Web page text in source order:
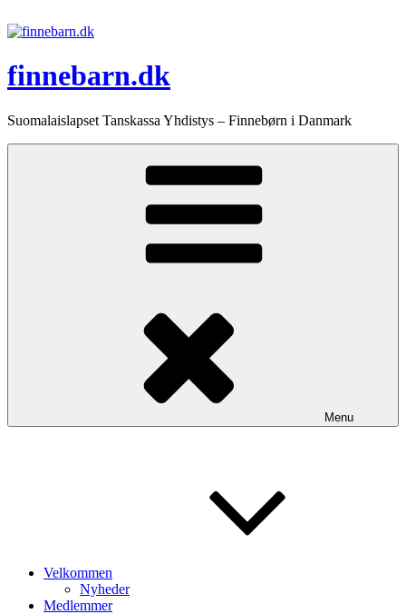
til
finnebarn.dk
Suomalaislapset Tanskassa Yhdistys – Finnebørn i Danmark
Menu
Velkommen
Nyheder
Medlemmer